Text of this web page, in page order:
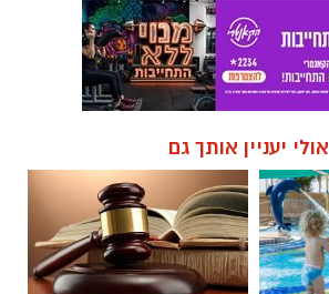
אולי יעניין אותך גם